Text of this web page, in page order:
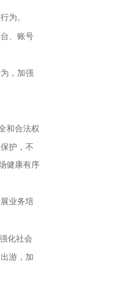
为。
、账号
，加强
和合法权
护，不
健康有序
业务培
化社会
游，加